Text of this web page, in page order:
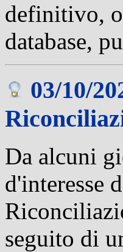
definitivo,
database,
03/10/
Da alcuni
d'interesse
seguito di